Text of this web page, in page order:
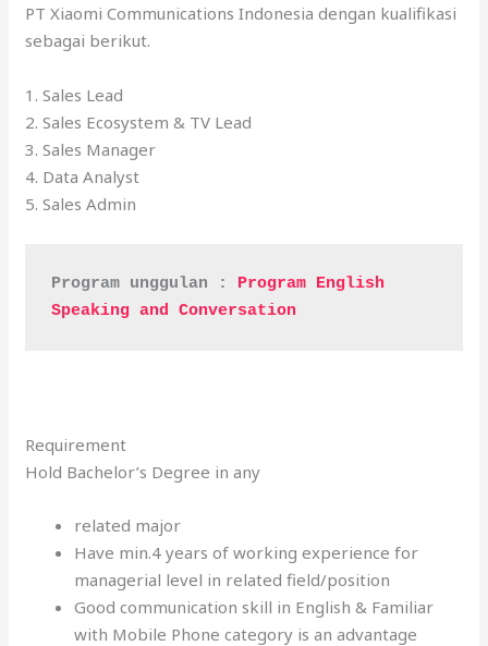
PT Xiaomi Communications Indonesia dengan kualifikasi
sebagai berikut.
1. Sales Lead
2. Sales Ecosystem & TV Lead
3. Sales Manager
4. Data Analyst
5. Sales Admin
Program unggulan : Program English
Speaking and Conversation
Requirement
Hold Bachelor’s Degree in any
related major
Have min.4 years of working experience for
managerial level in related field/position
Good communication skill in English & Familiar
with Mobile Phone category is an advantage